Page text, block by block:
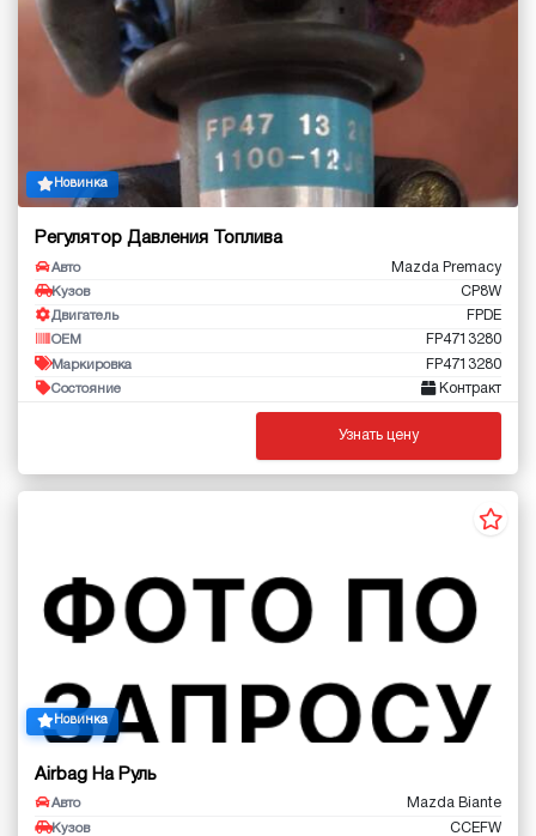
Новинка
Регулятор Давления Топлива
Авто Mazda Premacy
Кузов CP8W
Двигатель FPDE
OEM FP4713280
Маркировка FP4713280
Состояние Контракт
Узнать цену
Новинка
Airbag На Руль
Авто Mazda Biante
Кузов CCEFW